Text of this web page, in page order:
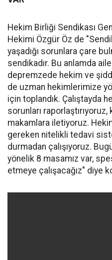
Hekim Birliği Sendikası
Hekimi Özgür Öz de
yaşadığı sorunlara çare
sendikadır. Bu anlamda
depremzede hekim ve
de uzman hekimlerimize
için toplandık. Çalıştayda
sorunları
makamlara iletiyoruz.
gereken nitelikli tedavi
durmadan çalışıyoruz.
yönelik 8 masamız var,
etmeye çalışacağız" diye